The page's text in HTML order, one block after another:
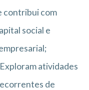
contribui com
social e
Exploram atividades
de